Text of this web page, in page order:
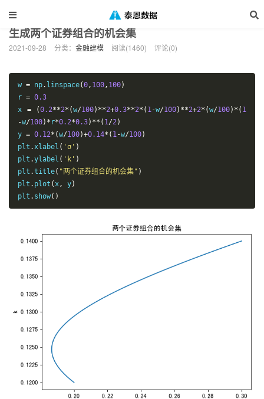
当前位置： > 正文
生成两个证券组合的机会集
2021-09-28 分类： 金融建模 阅读(1460) 评论(0)
w = np. linspace(0, 100, 100)
r = 0.3
x = (0.2**2*(w/100)**2+0.3**2*( 1-w/100)**2+2*(w/100)*( 1
-w/100)* r*0.2*0.3)**( 1/2)
y = 0.12*(w/100)+0.14*( 1-w/100)
plt .xlabel ( 'σ' )
plt .ylabel ( 'k' )
plt .title( "两个证券组合的机会集" )
plt . plot (x, y)
plt . show()